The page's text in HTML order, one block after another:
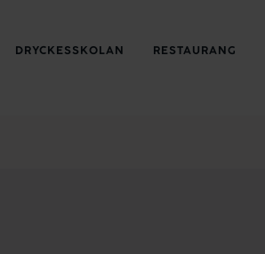
DRYCKESSKOLAN RESTAURANG